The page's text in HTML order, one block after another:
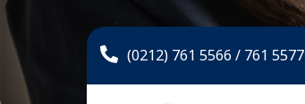
(0212) 761 5566 / 761 5577